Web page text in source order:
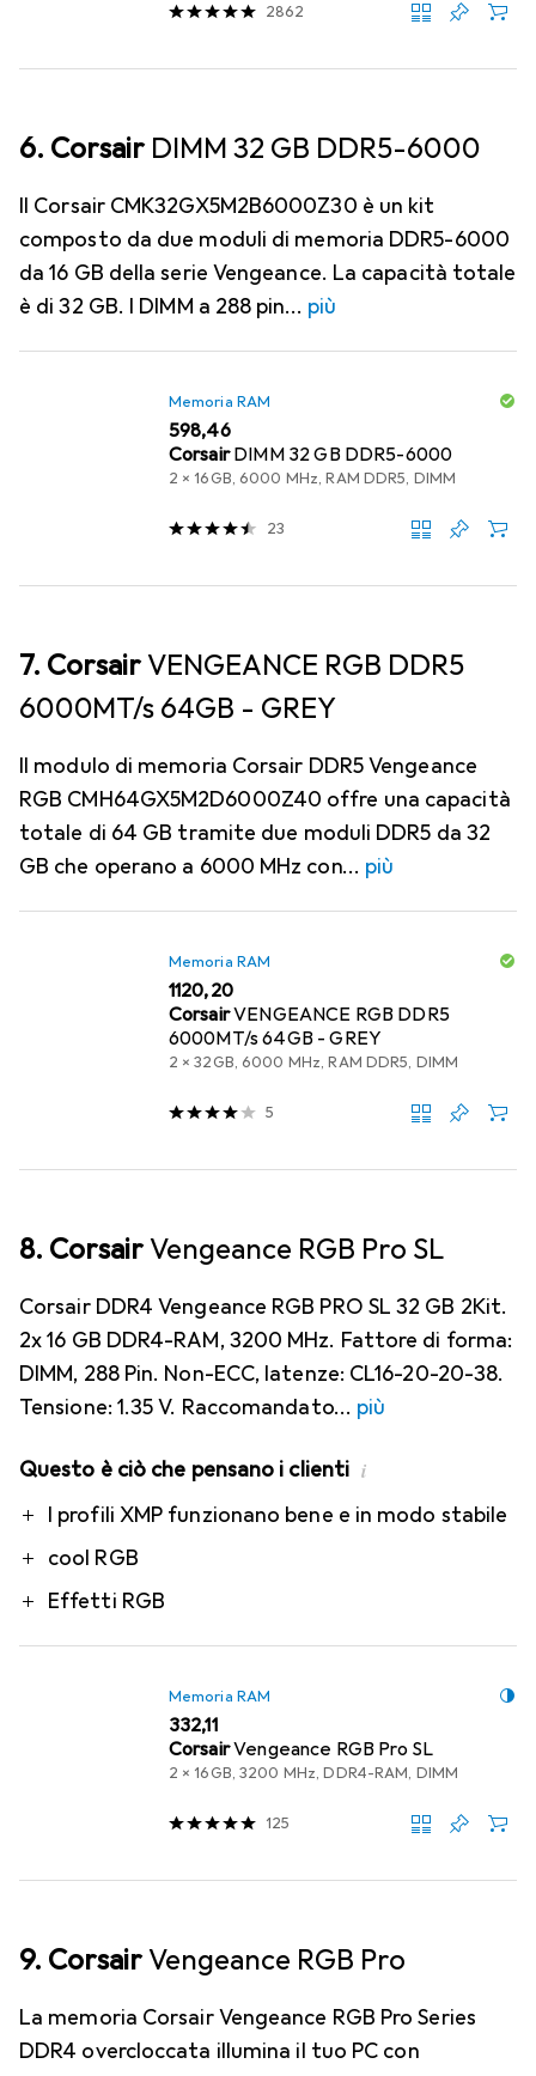
2862
6. CorsairDIMM 32 GB DDR5-6000
Il Corsair CMK32GX5M2B6000Z30 è un kit
composto da due moduli di memoria DDR5-6000
da 16 GB della serie Vengeance. La capacità totale
è di 32 GB. I DIMM a 288 pin
più
Memoria RAM
EUR
598,46
Corsair DIMM 32 GB DDR5-6000
2 x 16GB, 6000 MHz, RAM DDR5, DIMM
23
7. CorsairVENGEANCE RGB DDR5
6000MT/s 64GB - GREY
Il modulo di memoria Corsair DDR5 Vengeance
RGB CMH64GX5M2D6000Z40 offre una capacità
totale di 64 GB tramite due moduli DDR5 da 32
GB che operano a 6000 MHz con
più
Memoria RAM
EUR
1120,20
CorsairVENGEANCE RGB DDR5
6000MT/s 64GB - GREY
2 x 32GB, 6000 MHz, RAM DDR5, DIMM
5
8. CorsairVengeance RGB Pro SL
Corsair DDR4 Vengeance RGB PRO SL 32 GB 2Kit.
2x 16 GB DDR4-RAM, 3200 MHz. Fattore di forma:
DIMM, 288 Pin. Non-ECC, latenze: CL16-20-20-38.
Tensione: 1.35 V. Raccomandato
più
Questo è ciò che pensano i clienti i
ProI profili XMP funzionano bene e in modo stabile
cool RGB
Effetti RGB
Memoria RAM
EUR
332,11
CorsairVengeance RGB Pro SL
2 x 16GB, 3200 MHz, DDR4-RAM, DIMM
125
9. CorsairVengeance RGB Pro
La memoria Corsair Vengeance RGB Pro Series
DDR4 overcloccata illumina il tuo PC con